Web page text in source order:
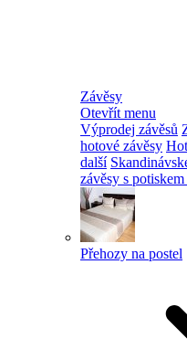
Závěsy
Otevřít menu
Výprodej závěsů
hotové závěsy
další
závěsy s
Přehozy na postel